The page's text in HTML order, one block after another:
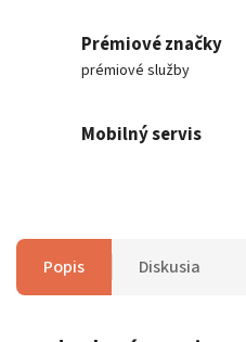
Prémiové značky
prémiové služby
Mobilný servis
Popis Diskusia